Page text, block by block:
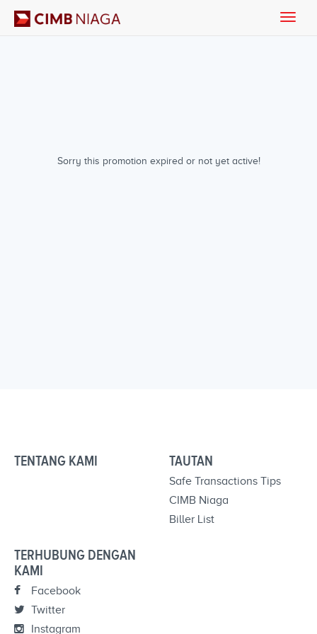
Sorry this promotion expired or not yet active!
Toggle
TENTANG KAMI TAUTAN
Safe Transactions Tips
CIMB Niaga
Biller List
TERHUBUNG DENGAN
KAMI
Facebook
Twitter
Instagram